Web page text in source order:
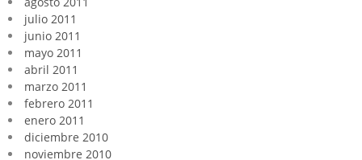
julio 2011
junio 2011
mayo 2011
abril 2011
marzo 2011
febrero 2011
enero 2011
diciembre 2010
noviembre 2010